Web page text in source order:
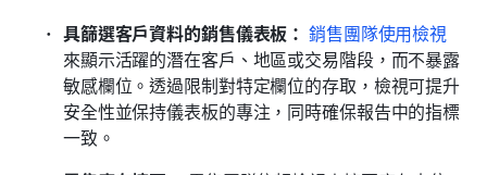
具篩選客戶資料的銷售儀表板： 銷售團隊使用檢視
來顯示活躍的潛在客戶、地區或交易階段，而不暴露
敏感欄位。透過限制對特定欄位的存取，檢視可提升
安全性並保持儀表板的專注，同時確保報告中的指標
一致。